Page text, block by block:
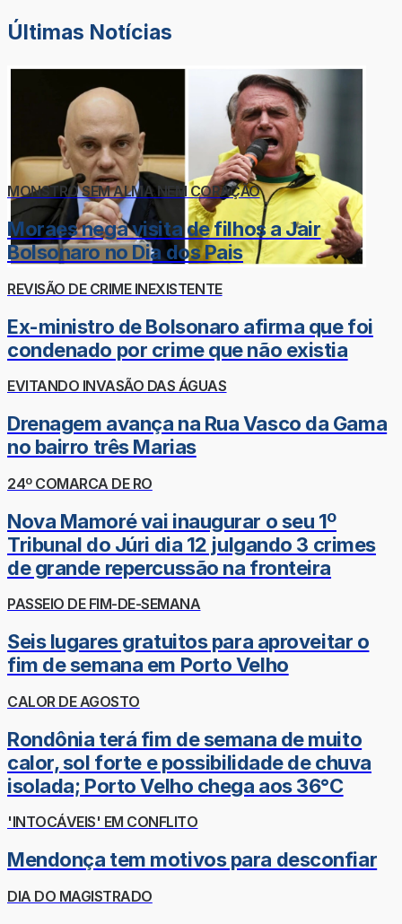
Últimas Notícias
MONSTRO SEM ALMA NEM CORAÇÃO
Moraes nega visita de filhos a Jair
Bolsonaro no Dia dos Pais
REVISÃO DE CRIME INEXISTENTE
Ex-ministro de Bolsonaro afirma que foi
condenado por crime que não existia
EVITANDO INVASÃO DAS ÁGUAS
Drenagem avança na Rua Vasco da Gama
no bairro três Marias
24º COMARCA DE RO
Nova Mamoré vai inaugurar o seu 1º
Tribunal do Júri dia 12 julgando 3 crimes
de grande repercussão na fronteira
PASSEIO DE FIM-DE-SEMANA
Seis lugares gratuitos para aproveitar o
fim de semana em Porto Velho
CALOR DE AGOSTO
Rondônia terá fim de semana de muito
calor, sol forte e possibilidade de chuva
isolada; Porto Velho chega aos 36°C
'INTOCÁVEIS' EM CONFLITO
Mendonça tem motivos para desconfiar
DIA DO MAGISTRADO